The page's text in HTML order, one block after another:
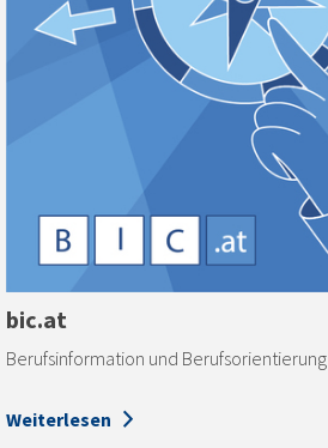
bic.at
Berufsinformation und Berufsorientierung
Weiterlesen